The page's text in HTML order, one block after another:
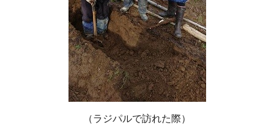
（ラジパルで訪れた際）